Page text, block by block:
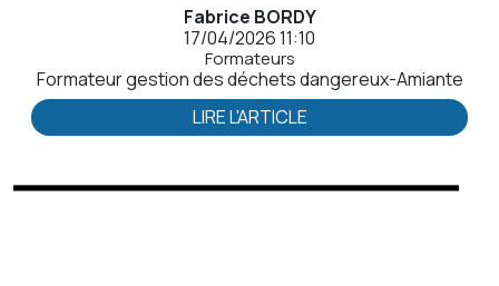
Fabrice BORDY
17/04/2026 11:10
Formateurs
Formateur gestion des déchets dangereux-Amiante
LIRE L'ARTICLE